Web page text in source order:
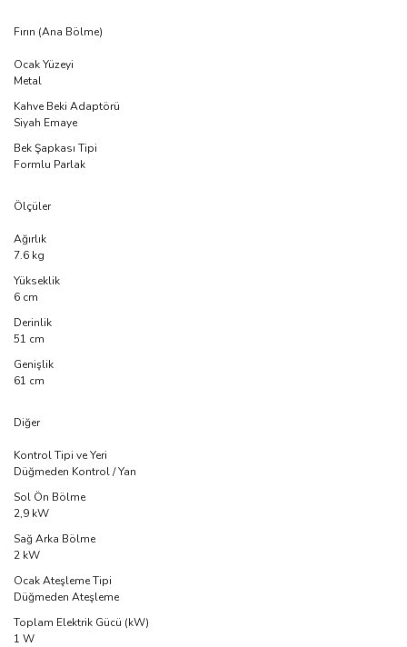
Fırın (Ana Bölme)
Ocak Yüzeyi
Metal
Kahve Beki Adaptörü
Siyah Emaye
Bek Şapkası Tipi
Formlu Parlak
Ölçüler
Ağırlık
7.6 kg
Yükseklik
6 cm
Derinlik
51 cm
Genişlik
61 cm
Diğer
Kontrol Tipi ve Yeri
Düğmeden Kontrol / Yan
Sol Ön Bölme
2,9 kW
Sağ Arka Bölme
2 kW
Ocak Ateşleme Tipi
Düğmeden Ateşleme
Toplam Elektrik Gücü (kW)
1 W